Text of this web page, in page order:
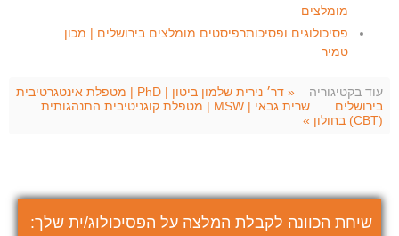
מומלצים
פסיכולוגים ופסיכותרפיסטים מומלצים בירושלים | מכון
טמיר
עוד בקטיגוריה
« דר׳ נירית שלמון ביטון | PhD | מטפלת אינטגרטיבית
בירושלים
שרית גבאי | MSW | מטפלת קוגניטיבית התנהגותית
(CBT) בחולון »
שיחת הכוונה לקבלת המלצה על הפסיכולוג/ית שלך: